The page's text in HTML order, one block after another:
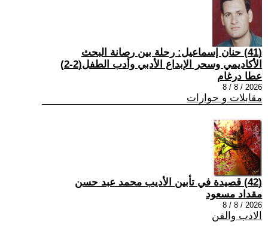
(41) حنان إسماعيل: رحلة بين رصانة البحث
الأكاديمي وسحر الإبداع الأدبي وأدب الطفل(2-2)
عطا درغام
2026 / 8 / 8
مقابلات و حوارات
(42) قصيدة في تأبين الأديب محمد عبد حسن
مقداد مسعود
2026 / 8 / 8
الادب والفن